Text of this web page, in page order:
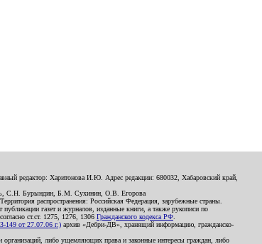
редактор: Харитонова И.Ю. Адрес редакции: 680032, Хабаровский край,
С.Н. Бурындин, Б.М. Сухинин, О.В. Егорова
распространения: Российская Федерация, зарубежные страны.
газет и журналов, изданные книги, а также рукописи по
ст.ст. 1275, 1276, 1306 Гражданского кодекса РФ
149 от 27.07.06 г.) архив «Дебри-ДВ», хранящий информацию, гражданско-
организаций, либо ущемляющих права и законные интересы граждан, либо